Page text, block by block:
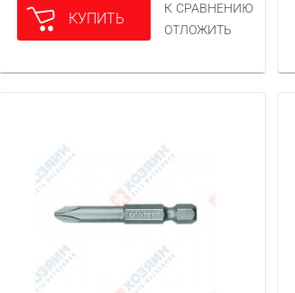
КУПИТЬ
К СРАВНЕНИЮ
ОТЛОЖИТЬ